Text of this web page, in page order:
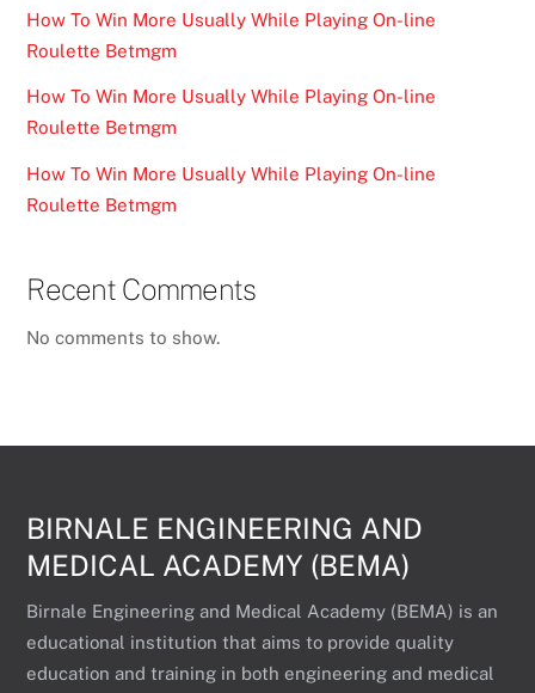
How To Win More Usually While Playing On-line
Roulette Betmgm
How To Win More Usually While Playing On-line
Roulette Betmgm
How To Win More Usually While Playing On-line
Roulette Betmgm
Recent Comments
No comments to show.
BIRNALE ENGINEERING AND
MEDICAL ACADEMY (BEMA)
Birnale Engineering and Medical Academy (BEMA) is an
educational institution that aims to provide quality
education and training in both engineering and medical